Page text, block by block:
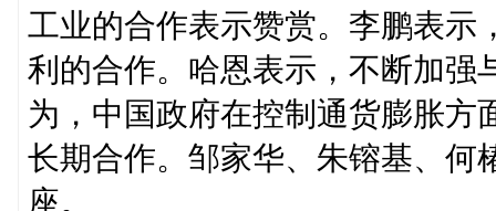
工业的合作表示赞赏。李鹏表示
利的合作。哈恩表示，不断加强
为，中国政府在控制通货膨胀方
长期合作。邹家华、朱镕基、何
座。